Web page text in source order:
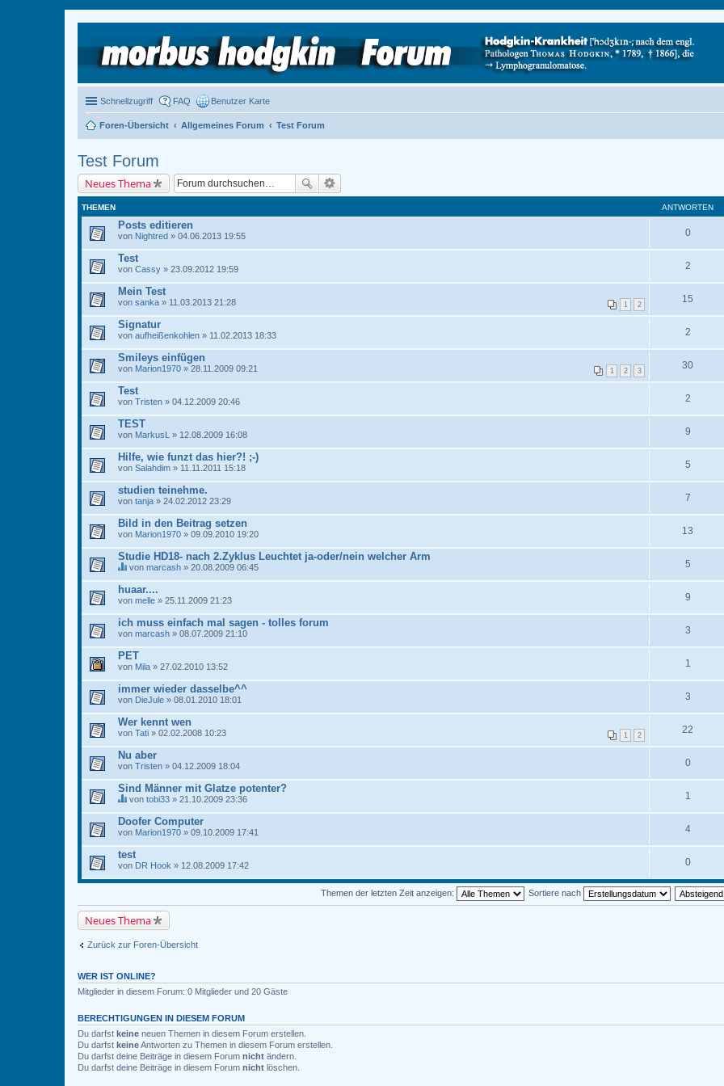
Schnellzugriff FAQ Benutzer Karte
Foren-Übersicht Allgemeines Forum Test Forum
Test Forum
Neues Thema
THEMEN ANTWORTEN
Posts editieren
von Nightred » 04.06.2013 19:55 0
Test
von Cassy » 23.09.2012 19:59 2
Mein Test
1 2
von sanka » 11.03.2013 21:28 15
Signatur
von aufheißenkohlen » 11.02.2013 18:33 2
Smileys einfügen
1 2 3
von Marion1970 » 28.11.2009 09:21 30
Test
von Tristen » 04.12.2009 20:46 2
TEST
von MarkusL » 12.08.2009 16:08 9
Hilfe, wie funzt das hier?! ;-)
von Salahdim » 11.11.2011 15:18 5
studien teinehme.
von tanja » 24.02.2012 23:29 7
Bild in den Beitrag setzen
von Marion1970 » 09.09.2010 19:20 13
Studie HD18- nach 2.Zyklus Leuchtet ja-oder/nein welcher Arm
i
e
s
e
s
T
e
m
a
b
e
i
n
h
a
t
e
t
e
i
n
U
m
f
r
a
g
.
von marcash » 20.08.2009 06:45 5
huaar....
von melle » 25.11.2009 21:23 9
ich muss einfach mal sagen - tolles forum
von marcash » 08.07.2009 21:10 3
PET
von Mila » 27.02.2010 13:52 1
immer wieder dasselbe^^
von DieJule » 08.01.2010 18:01 3
Wer kennt wen
1 2
von Tati » 02.02.2008 10:23 22
Nu aber
von Tristen » 04.12.2009 18:04 0
Sind Männer mit Glatze potenter?
i
e
s
e
s
T
e
a
b
e
i
n
l
t
e
i
n
e
U
m
f
von tobi33 » 21.10.2009 23:36 1
Doofer Computer
von Marion1970 » 09.10.2009 17:41 4
test
von DR Hook » 12.08.2009 17:42 0
Themen der letzten Zeit anzeigen: Sortiere nach
Neues Thema
Zurück zur Foren-Übersicht
WER IST ONLINE?
Mitglieder in diesem Forum: 0 Mitglieder und 20 Gäste
BERECHTIGUNGEN IN DIESEM FORUM
Du darfst keine neuen Themen in diesem Forum erstellen.
Du darfst keineAntworten zu Themen in diesem Forum erstellen.
Du darfst deine Beiträge in diesem Forum nicht ändern.
Du darfst deine Beiträge in diesem Forum nicht löschen.